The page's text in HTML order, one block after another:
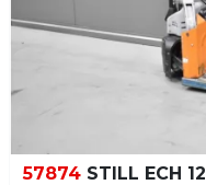
57874 STILL ECH 12